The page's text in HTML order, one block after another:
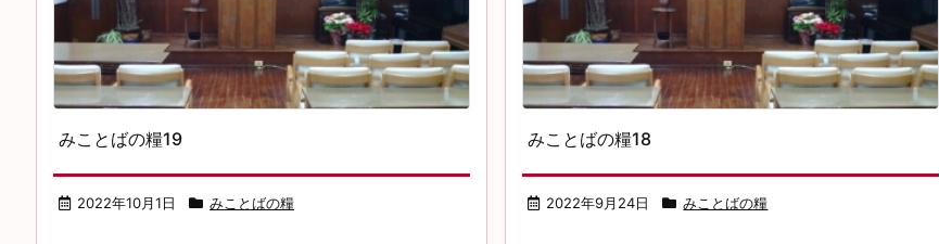
みことばの糧19
2022年10月1日 みことばの糧
みことばの糧18
2022年9月24日 みことばの糧